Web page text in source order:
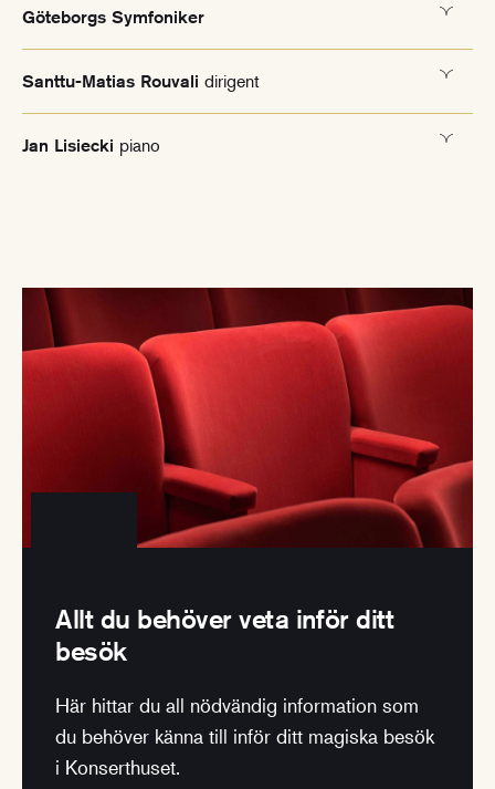
Göteborgs Symfoniker
Santtu-Matias Rouvali dirigent
Jan Lisiecki piano
Allt du behöver veta inför ditt
besök
Här hittar du all nödvändig information som
du behöver känna till inför ditt magiska besök
i Konserthuset.